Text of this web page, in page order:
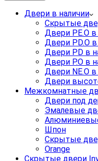
Двери в наличии
Скрытые
Двери PE.O в
Двери PD.O
Двери PD в
Двери P.O в
Двери NE.O в
Двери
Межкомнатные
Двери под
Эмалевые
Шпон
Скрытые
Orange
Скрытые двери